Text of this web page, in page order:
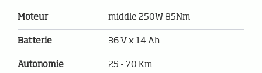
Moteur middle 250W 85Nm
Batterie 36 V x 14 Ah
Autonomie 25 - 70 Km